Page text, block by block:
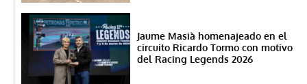
Jaume Masià homenajeado en el
circuito Ricardo Tormo con motivo
del Racing Legends 2026